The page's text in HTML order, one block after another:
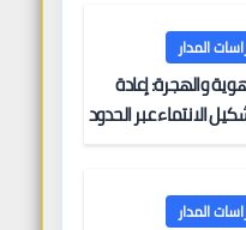
المدار
والهجرة: إعادة
الانتماء عبر الحدود
المدار